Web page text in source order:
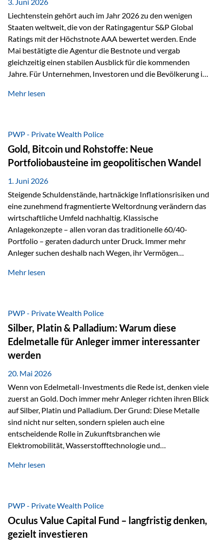
Liechtenstein gehört auch im Jahr 2026 zu den wenigen
Staaten weltweit, die von der Ratingagentur S&P Global
Ratings mit der Höchstnote AAA bewertet werden. Ende
Mai bestätigte die Agentur die Bestnote und vergab
gleichzeitig einen stabilen Ausblick für die kommenden
Jahre. Für Unternehmen, Investoren und die Bevölkerung ist
finanzielle Stabilität des Landes sowie das Vertrauen
trotz Herausforderungen Die weltwirtschaftlichen
Rahmenbedingungen bleiben anspruchsvoll. Geopolitische
Unsicherheiten, eine verhaltene Investitionstätigkeit und
eine schwächere Nachfrage in wichtigen Exportmärkten
beeinflussen auch die liechtensteinische Wirtschaft.
Dennoch sieht…
Mehr lesen
PWP - Private Wealth Police
Gold, Bitcoin und Rohstoffe: Neue
Portfoliobausteine im geopolitischen Wandel
1. Juni 2026
Steigende Schuldenstände, hartnäckige Inflationsrisiken und
eine zunehmend fragmentierte Weltordnung verändern das
wirtschaftliche Umfeld nachhaltig. Klassische
Anlagekonzepte – allen voran das traditionelle 60/40-
Portfolio – geraten dadurch unter Druck. Immer mehr
Anleger suchen deshalb nach Wegen, ihr Vermögen
Unsicherheit abzusichern. Genau hier rücken reale und
monetäre Rolle zurück Gold erlebt derzeit eine
bemerkenswerte Renaissance als monetärer Wertspeicher.
Treiber sind Rekordkäufe der Zentralbanken, geopolitische
Spannungen und ein schleichender Vertrauensverlust in
ungedeckte Papierwährungen. Wie groß dieser
Vertrauensverlust ausfällt, zeigt ein nüchterner
Mehr lesen
PWP - Private Wealth Police
Silber, Platin & Palladium: Warum diese
Edelmetalle für Anleger immer interessanter
werden
20. Mai 2026
Wenn von Edelmetall-Investments die Rede ist, denken viele
zuerst an Gold. Doch immer mehr Anleger richten ihren Blick
auf Silber, Platin und Palladium. Der Grund: Diese Metalle
sind nicht nur selten, sondern spielen auch eine
entscheidende Rolle in Zukunftsbranchen wie
Elektromobilität, Wasserstofftechnologie und
Faktoren für Investoren – begrenztes Angebot und
klassischer „Sicherheitsanker“ gilt, bieten Silber, Platin und
Palladium zusätzlich die Chance, von technologischen
Entwicklungen zu profitieren. Die Nachfrage entsteht nicht
nur durch Anleger, sondern vor allem durch die Industrie.
Mehr lesen
PWP - Private Wealth Police
Oculus Value Capital Fund – langfristig denken,
gezielt investieren